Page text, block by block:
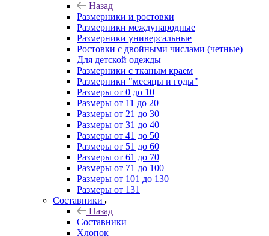
Назад
Размерники и ростовки
Размерники международные
Размерники универсальные
Ростовки с двойными числами (четные)
Для детской одежды
Размерники с тканым краем
Размерники "месяцы и годы"
Размеры от 0 до 10
Размеры от 11 до 20
Размеры от 21 до 30
Размеры от 31 до 40
Размеры от 41 до 50
Размеры от 51 до 60
Размеры от 61 до 70
Размеры от 71 до 100
Размеры от 101 до 130
Размеры от 131
Составники
Назад
Составники
Хлопок